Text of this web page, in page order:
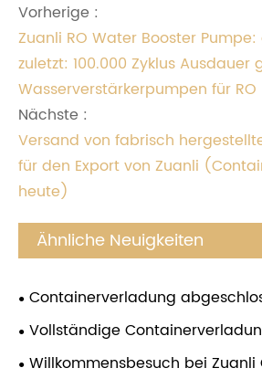
Vorherige :
Zuanli RO Water Booster
zuletzt: 100.000 Zyklus Ausdauer
Wasserverstärkerpumpen für
Nächste :
Versand von fabrisch
für den Export von Zuanli
heute)
Ähnliche Neuigkeiten
Containerverladung
Hochleistungs-RO-
für den weltweiten Versand
Vollständige
abgeschlossen! Zuanli RO-
Wassererhöhungspumpen bereit
Willkommensbesuch bei